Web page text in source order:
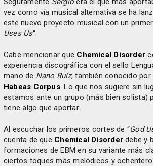
vez como vía musical alternativa se ha
este nuevo proyecto musical con un
Uses Us“.
Cabe mencionar que Chemical Disorder
experiencia discográfica con el sello
mano de Nano Ruíz, también conocido por
Habeas Corpus. Lo que nos sugiere sin
estamos ante un grupo (más bien solista)
tiene algo que aportar.
Al escuchar los primeros cortes de “God
cuenta de que Chemical Disorderdebe y
formaciones de EBM en su variante más
ciertos toques más melódicos y